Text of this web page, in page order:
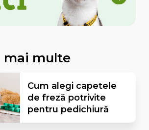
mai multe
Cum alegi capetele
de freză potrivite
pentru pedichiură